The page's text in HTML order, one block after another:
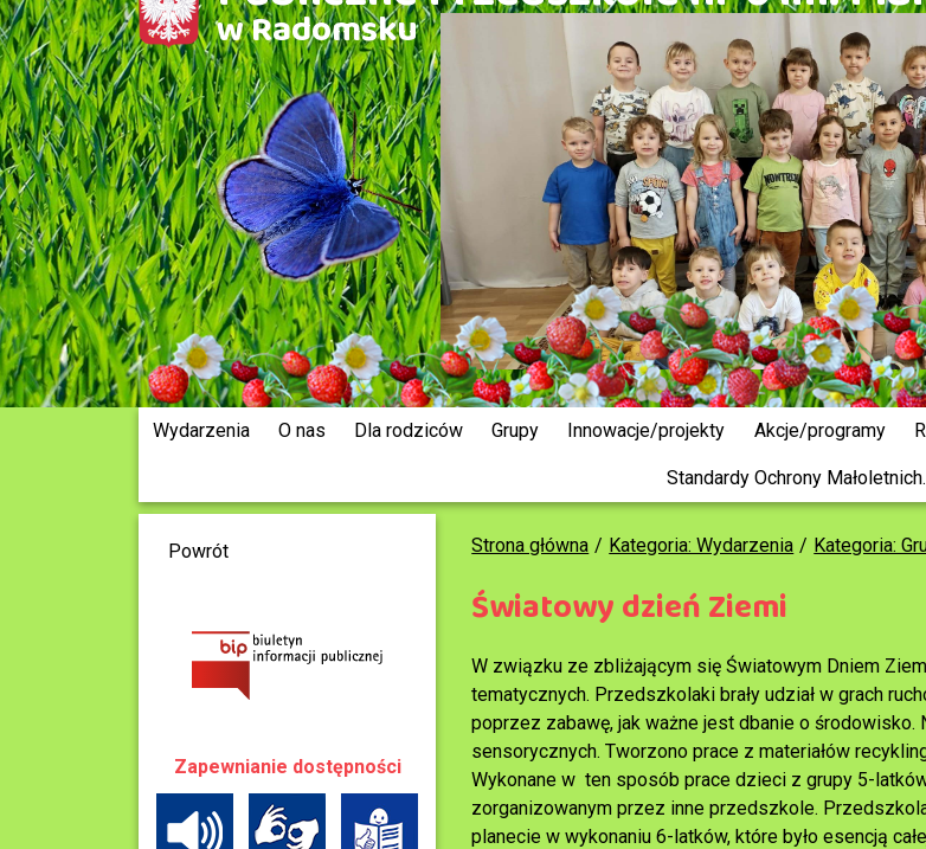
w Radomsku
Wydarzenia O nas Dla rodziców Grupy Innowacje/projekty Akcje/programy
Standardy Ochrony Małoletnich.
Strona główna Kategoria: Wydarzenia Kategoria:
Światowy dzień Ziemi
W związku ze zbliżającym się Światowym Dniem
tematycznych. Przedszkolaki brały udział w grach
poprzez zabawę, jak ważne jest dbanie o
sensorycznych. Tworzono prace z materiałów
Wykonane w ten sposób prace dzieci z grupy 5-
zorganizowanym przez inne przedszkole.
planecie w wykonaniu 6-latków, które było esencją
Powrót
Zapewnianie dostępności